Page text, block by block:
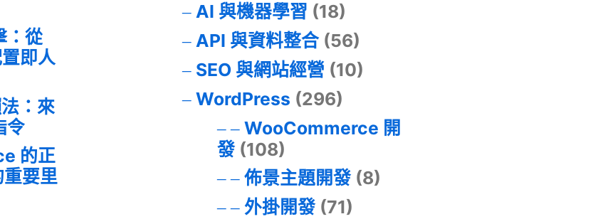
：從
即人
：來
令
的正
要里
AI 與機器學習 (18)
API 與資料整合(56)
SEO 與網站經營 (10)
WordPress (296)
WooCommerce 開
發(108)
佈景主題開發(8)
外掛開發(71)